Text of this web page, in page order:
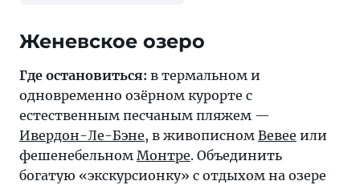
Женевское озеро
Где остановиться: в термальном и
одновременно озёрном курорте с
естественным песчаным пляжем —
Ивердон-Ле-Бэне, в живописном Вевее или
фешенебельном Монтре. Объединить
богатую «экскурсионку» с отдыхом на озере